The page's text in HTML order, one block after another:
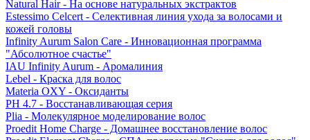
Natural Hair - На основе натуральных экстрактов
Estessimo Celcert - Селективная линия ухода за волосами и
кожей головы
Infinity Aurum Salon Care - Инновационная программа
"Абсолютное счастье"
IAU Infinity Aurum - Аромалиния
Lebel - Краска для волос
Materia OXY - Оксиданты
PH 4.7 - Восстанавливающая серия
Plia - Молекулярное моделирование волос
Proedit Home Charge - Домашнее восстановление волос